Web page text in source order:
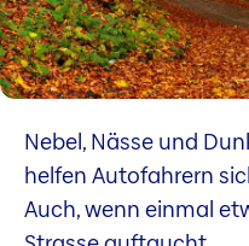
Nebel, Nässe und
helfen Autofahrern
Auch, wenn einmal